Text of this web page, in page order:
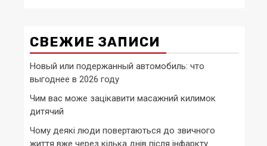
СВЕЖИЕ ЗАПИСИ
Новый или подержанный автомобиль: что
выгоднее в 2026 году
Чим вас може зацікавити масажний килимок
дитячий
Чому деякі люди повертаються до звичного